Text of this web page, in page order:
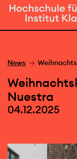
News
Nuestra
04.12.2025